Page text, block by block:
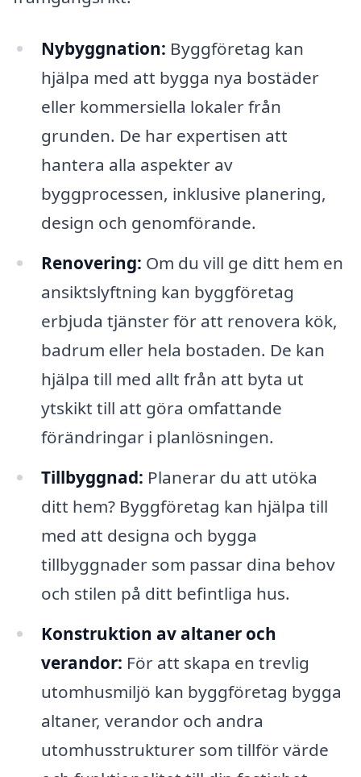
Nybyggnation: Byggföretag kan
hjälpa med att bygga nya bostäder
eller kommersiella lokaler från
grunden. De har expertisen att
hantera alla aspekter av
byggprocessen, inklusive planering,
design och genomförande.
Renovering: Om du vill ge ditt hem en
ansiktslyftning kan byggföretag
erbjuda tjänster för att renovera kök,
badrum eller hela bostaden. De kan
hjälpa till med allt från att byta ut
ytskikt till att göra omfattande
förändringar i planlösningen.
Tillbyggnad: Planerar du att utöka
ditt hem? Byggföretag kan hjälpa till
med att designa och bygga
tillbyggnader som passar dina behov
och stilen på ditt befintliga hus.
Konstruktion av altaner och
verandor: För att skapa en trevlig
utomhusmiljö kan byggföretag bygga
altaner, verandor och andra
utomhusstrukturer som tillför värde